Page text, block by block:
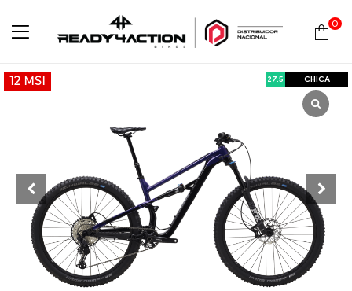
Ready4Action
0
12 MSI 27.5 CHICA